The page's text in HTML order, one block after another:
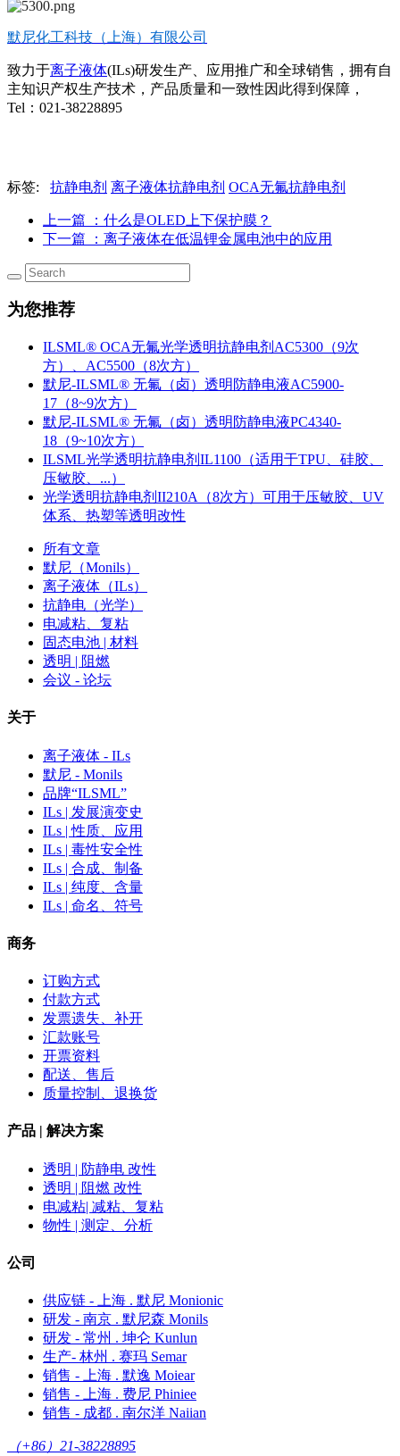
默尼化工科技（上海）有限公司
致力于离子液体(ILs)研发生产、应用推广和全球销售，拥有自
主知识产权生产技术，产品质量和一致性因此得到保障，
Tel：021-38228895
标签: 抗静电剂 离子液体抗静电剂 OCA无氟抗静电剂
上一篇
：什么是OLED上下保护膜？
下一篇
：离子液体在低温锂金属电池中的应用
为您推荐
ILSML® OCA无氟光学透明抗静电剂AC5300（9次
方）、AC5500（8次方）
默尼-ILSML® 无氟（卤）透明防静电液AC5900-
17（8~9次方）
默尼-ILSML® 无氟（卤）透明防静电液PC4340-
18（9~10次方）
ILSML光学透明抗静电剂IL1100（适用于TPU、硅胶、
压敏胶、...）
光学透明抗静电剂II210A（8次方）可用于压敏胶、UV
体系、热塑等透明改性
所有文章
默尼（Monils）
离子液体（ILs）
抗静电（光学）
电减粘、复粘
固态电池 | 材料
透明 | 阻燃
会议 - 论坛
关于
离子液体 - ILs
默尼 - Monils
品牌“ILSML”
ILs | 发展演变史
ILs | 性质、应用
ILs | 毒性安全性
ILs | 合成、制备
ILs | 纯度、含量
ILs | 命名、符号
商务
订购方式
付款方式
发票遗失、补开
汇款账号
开票资料
配送、售后
质量控制、退换货
产品 | 解决方案
透明 | 防静电 改性
透明 | 阻燃 改性
电减粘| 减粘、复粘
物性 | 测定、分析
公司
供应链 - 上海 . 默尼 Monionic
研发 - 南京 . 默尼森 Monils
研发 - 常州 . 坤仑 Kunlun
生产- 林州 . 赛玛 Semar
销售 - 上海 . 默逸 Moiear
销售 - 上海 . 费尼 Phiniee
销售 - 成都 . 南尔洋 Naiian
（+86）21-38228895